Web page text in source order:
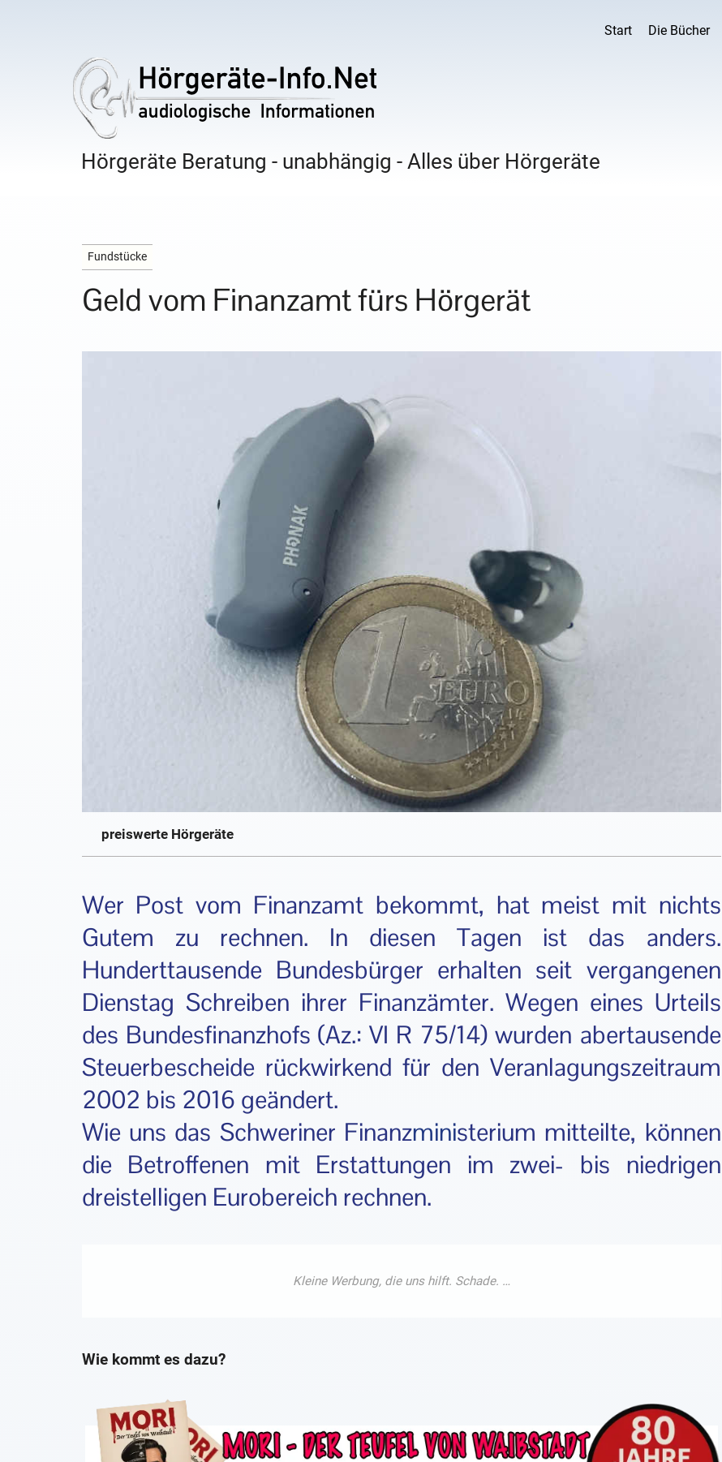
Start Die Bücher
Hörgeräte Beratung - unabhängig - Alles über Hörgeräte
Fundstücke
Geld vom Finanzamt fürs Hörgerät
preiswerte Hörgeräte
Wer Post vom Finanzamt bekommt, hat meist mit nichts
Gutem zu rechnen. In diesen Tagen ist das anders.
Hunderttausende Bundesbürger erhalten seit vergangenen
Dienstag Schreiben ihrer Finanzämter. Wegen eines Urteils
des Bundesfinanzhofs (Az.: VI R 75/14) wurden abertausende
Steuerbescheide rückwirkend für den Veranlagungszeitraum
2002 bis 2016 geändert.
Wie uns das Schweriner Finanzministerium mitteilte, können
die Betroffenen mit Erstattungen im zwei- bis niedrigen
dreistelligen Eurobereich rechnen.
Wie kommt es dazu?